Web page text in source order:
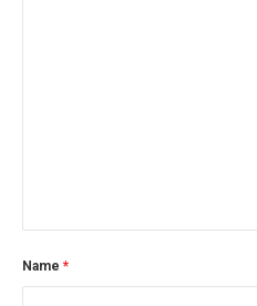
Name *